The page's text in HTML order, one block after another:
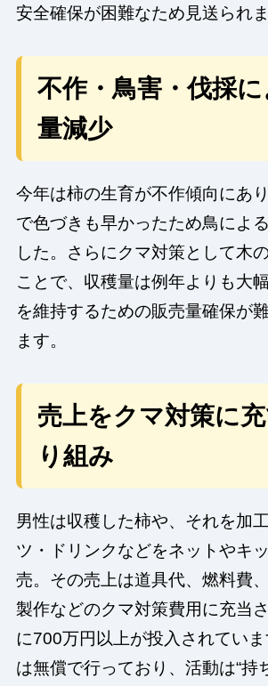
安全確保が困難なため見送られま
不作・鳥害・伐採
量減少
今年は柿の生育が不作傾向にあ
で色づきも早かったため鳥によ
した。さらにクマ対策として木
ことで、収穫量は例年よりも大
を維持するための販売量確保が
ます。
売上をクマ対策に
り組み
男性は収穫した柿や、それを加
ツ・ドリンクなどをネットやキ
売。その売上は道具代、燃料費
製作などのクマ対策費用に充当
に700万円以上が投入されてい
は無償で行っており、活動は“持